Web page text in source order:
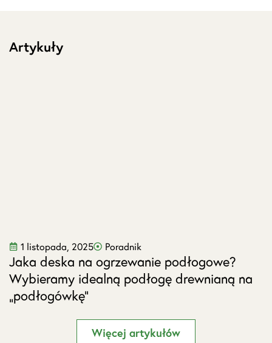
Artykuły
1 listopada, 2025 Poradnik
Jaka deska na ogrzewanie podłogowe?
Wybieramy idealną podłogę drewnianą na
„podłogówkę”
Więcej artykułów